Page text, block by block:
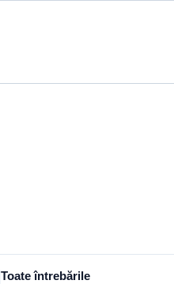
Toate întrebările